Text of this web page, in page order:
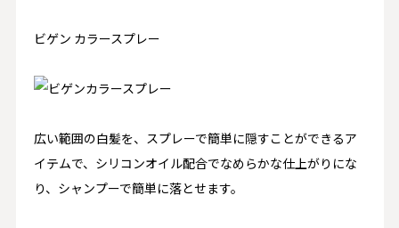
ビゲン カラースプレー
広い範囲の白髪を、スプレーで簡単に隠すことができるア
イテムで、シリコンオイル配合でなめらかな仕上がりにな
り、シャンプーで簡単に落とせます。